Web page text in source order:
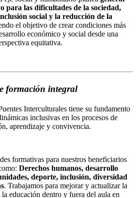
para las dificultades de la sociedad,
social y la reducción de la
el objetivo de crear condiciones más
económico y social desde una
equitativa.
formación integral
Interculturales tiene su fundamento
inclusivas en los procesos de
aprendizaje y convivencia.
formativas para nuestros beneficiarios
Derechos humanos, desarrollo
deporte, inclusión, diversidad
. Trabajamos para mejorar y actualizar la
educación dentro y fuera del aula en